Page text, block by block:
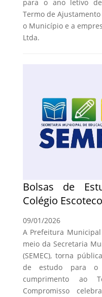
para o ano letivo
Termo de
o Município e a
Ltda.
Bolsas de
Colégio
09/01/2026
A Prefeitura
meio da Secretaria
(SEMEC), torna
de estudo para
cumprimento ao
Compromisso